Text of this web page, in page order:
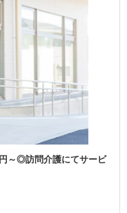
～◎訪問介護にてサービ